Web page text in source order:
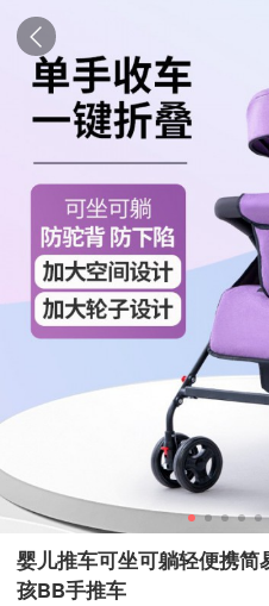
婴儿推车可坐可躺轻便携
孩BB手推车